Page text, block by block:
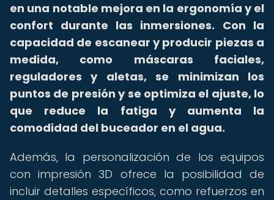
en una notable mejora en la ergonomía y el
confort durante las inmersiones. Con la
capacidad de escanear y producir piezas a
medida, como máscaras faciales,
reguladores y aletas, se minimizan los
puntos de presión y se optimiza el ajuste, lo
que reduce la fatiga y aumenta la
comodidad del buceador en el agua.
Además, la personalización de los equipos
con impresión 3D ofrece la posibilidad de
incluir detalles específicos, como refuerzos en